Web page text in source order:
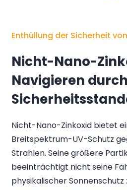
Enthüllung der Sicherheit
Nicht-Nano-
Navigieren durch
Nicht-Nano-Zinkoxid bietet
Breitspektrum-UV-Schutz
Strahlen. Seine größere
beeinträchtigt nicht seine
physikalischer Sonnenschutz